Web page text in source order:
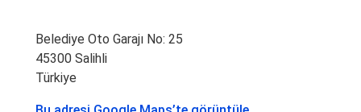
Belediye Oto Garajı No: 25
45300 Salihli
Türkiye